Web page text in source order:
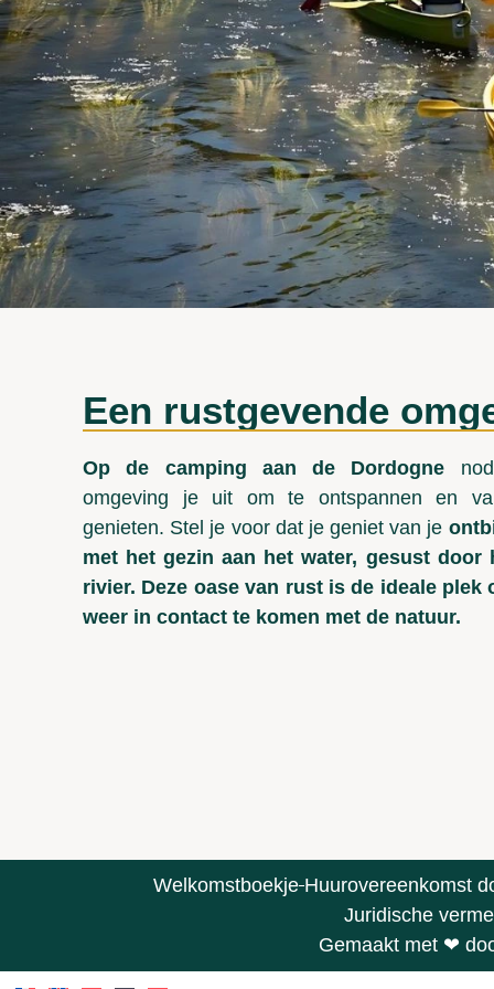
Een rustgevende
Op de camping aan de Dordogne
omgeving je uit om te ontspannen en
genieten. Stel je voor dat je geniet van je
met het gezin aan het water, gesust door
rivier. Deze oase van rust is de ideale plek
weer in contact te komen met de natuur.
Welkomstboekje Huurovereenkomst
Juridische
Gemaakt met ❤